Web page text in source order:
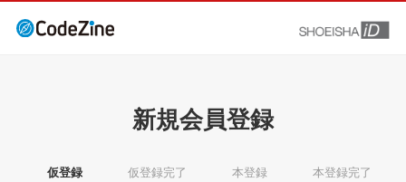
新規会員登録
仮登録 仮登録完了 本登録 本登録完了